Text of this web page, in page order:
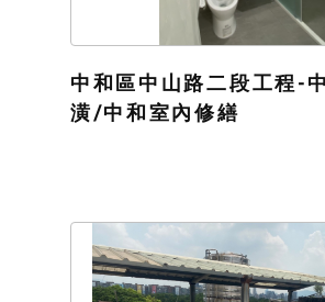
中和區中山路二段工程-
潢/中和室內修繕